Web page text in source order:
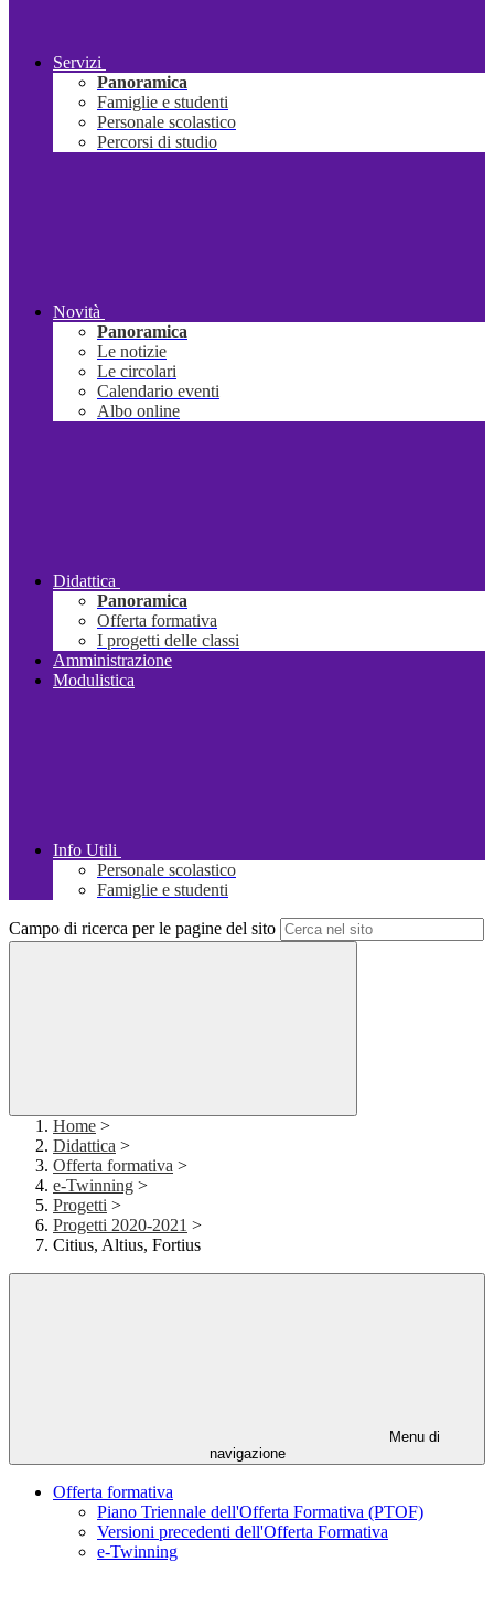
Servizi
Panoramica
Famiglie e studenti
Personale scolastico
Percorsi di studio
Novità
Panoramica
Le notizie
Le circolari
Calendario eventi
Albo online
Didattica
Panoramica
Offerta formativa
I progetti delle classi
Amministrazione
Modulistica
Info Utili
Personale scolastico
Famiglie e studenti
Campo di ricerca per le pagine del sito
Home >
Didattica >
Offerta formativa >
e-Twinning >
Progetti >
Progetti 2020-2021 >
Citius, Altius, Fortius
Menu di
navigazione
Offerta formativa
Piano Triennale dell'Offerta Formativa (PTOF)
Versioni precedenti dell'Offerta Formativa
e-Twinning